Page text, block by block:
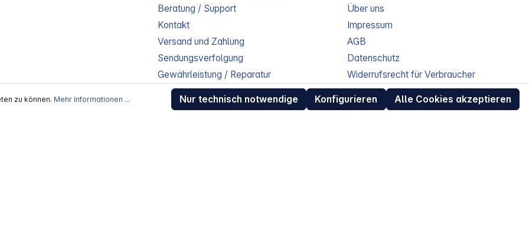
Beratung / Support
Kontakt
Versand und Zahlung
Sendungsverfolgung
Gewährleistung / Reparatur
Erklärung zur Barrierefreiheit
Download-Center
Über uns
Impressum
AGB
Datenschutz
Widerrufsrecht für Verbraucher
Retouren (RMA) für Business-Kunden
Entsorgungshinweise /
zu können. Mehr Informationen ... Nur technisch notwendige Konfigurieren Alle Cookies akzeptieren